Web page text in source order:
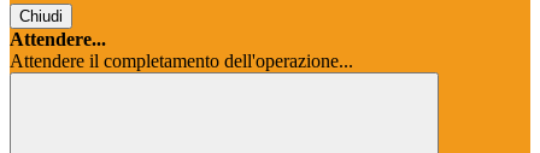
Chiudi
Attendere...
Attendere il completamento dell'operazione...